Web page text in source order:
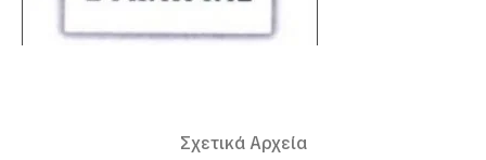
Σχετικά Αρχεία